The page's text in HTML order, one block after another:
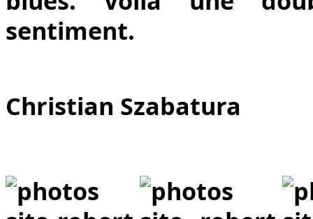
sentiment.
Christian Szabatura